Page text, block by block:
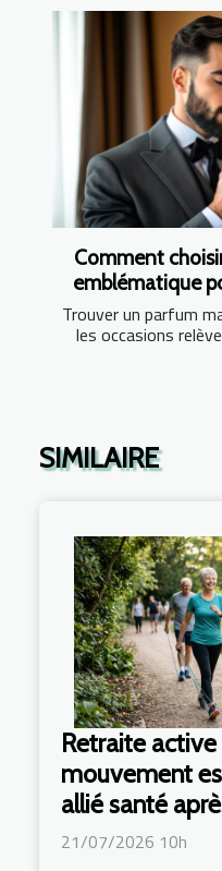
Comment
emblématique
Trouver un parfum
les occasions
SIMILAIRE
Retraite
mouvement
allié santé
21/07/2026 10h